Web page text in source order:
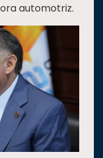
automotriz.